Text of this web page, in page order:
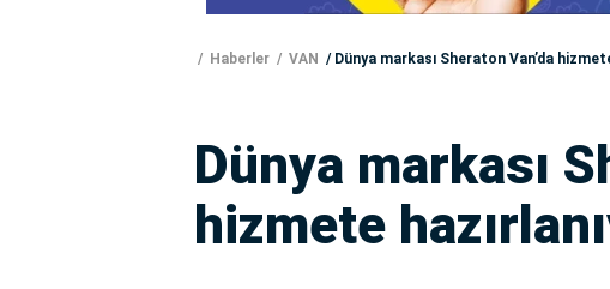
Haberler VAN Dünya markası Sheraton Van’da
Dünya markası
hizmete